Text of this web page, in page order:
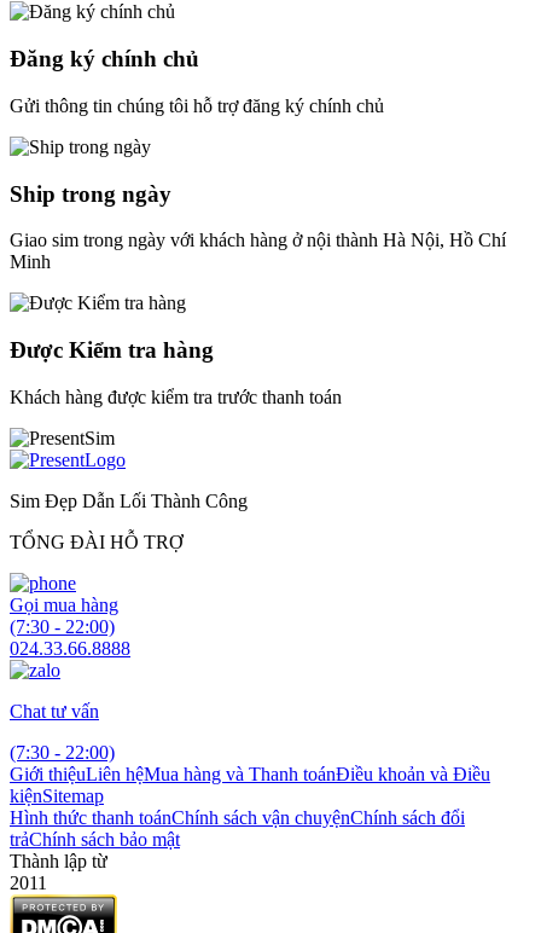
Đăng ký chính chủ
Gửi thông tin chúng tôi hỗ trợ đăng ký chính chủ
Ship trong ngày
Giao sim trong ngày với khách hàng ở nội thành Hà Nội, Hồ Chí
Minh
Được Kiểm tra hàng
Khách hàng được kiểm tra trước thanh toán
Sim Đẹp Dẫn Lối Thành Công
TỔNG ĐÀI HỖ TRỢ
Gọi mua hàng
(7:30 - 22:00)
024.33.66.8888
Chat tư vấn
(7:30 - 22:00)
Giới thiệuLiên hệMua hàng và Thanh toánĐiều khoản và Điều
kiệnSitemap
Hình thức thanh toánChính sách vận chuyệnChính sách đổi
trảChính sách bảo mật
Thành lập từ
2011